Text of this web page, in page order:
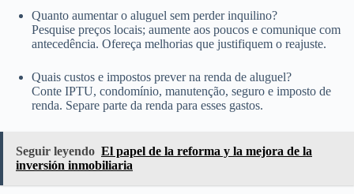
Quanto aumentar o aluguel sem perder inquilino?
Pesquise preços locais; aumente aos poucos e comunique com
antecedência. Ofereça melhorias que justifiquem o reajuste.
Quais custos e impostos prever na renda de aluguel?
Conte IPTU, condomínio, manutenção, seguro e imposto de
renda. Separe parte da renda para esses gastos.
Seguir leyendo El papel de la reforma y la mejora de la
inversión inmobiliaria